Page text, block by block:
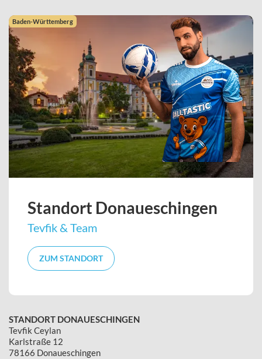
Standort Donaueschingen
Tevfik & Team
ZUM STANDORT
Baden-Württemberg
STANDORT DONAUESCHINGEN
Tevfik Ceylan
Karlstraße 12
78166 Donaueschingen